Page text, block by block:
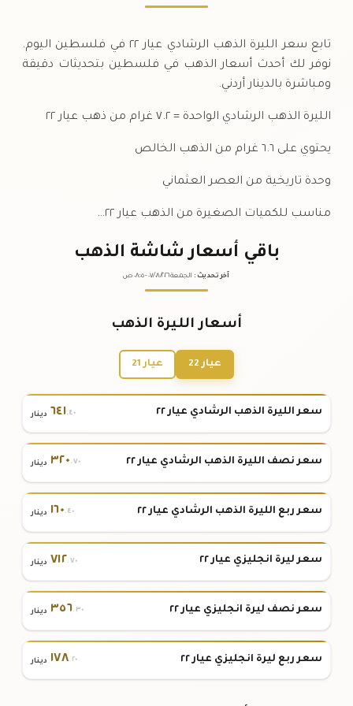
تابع سعر الليرة الذهب الرشادي عيار ٢٢ في فلسطين اليوم.
نوفر لك أحدث أسعار الذهب في فلسطين بتحديثات دقيقة
ومباشرة بالدينار أردني.
الليرة الذهب الرشادي الواحدة = ٧.٢ غرام من ذهب عيار ٢٢
يحتوي على ٦.٦ غرام من الذهب الخالص
وحدة تاريخية من العصر العثماني
مناسب للكميات الصغيرة من الذهب عيار ٢٢…
باقي أسعار شاشة الذهب
آخر تحديث : الجمعة ٠٧ /٠٨/٢٠٢٦ - ٠٨:٠٥ ص
أسعار الليرة الذهب
عيار 22 عيار 21
سعر الليرة الذهب الرشادي عيار ٢٢ ٦٤١.٤٠ دينار
سعر نصف الليرة الذهب الرشادي عيار ٢٢ ٣٢٠.٧٠ دينار
سعر ربع الليرة الذهب الرشادي عيار ٢٢ ١٦٠.٤٠ دينار
سعر ليرة انجليزي عيار ٢٢ ٧١٢.٧٠ دينار
سعر نصف ليرة انجليزي عيار ٢٢ ٣٥٦.٣٠ دينار
سعر ربع ليرة انجليزي عيار ٢٢ ١٧٨.٢٠ دينار